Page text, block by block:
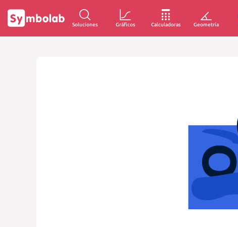
Soluciones Gráficos Calculadoras Geometría